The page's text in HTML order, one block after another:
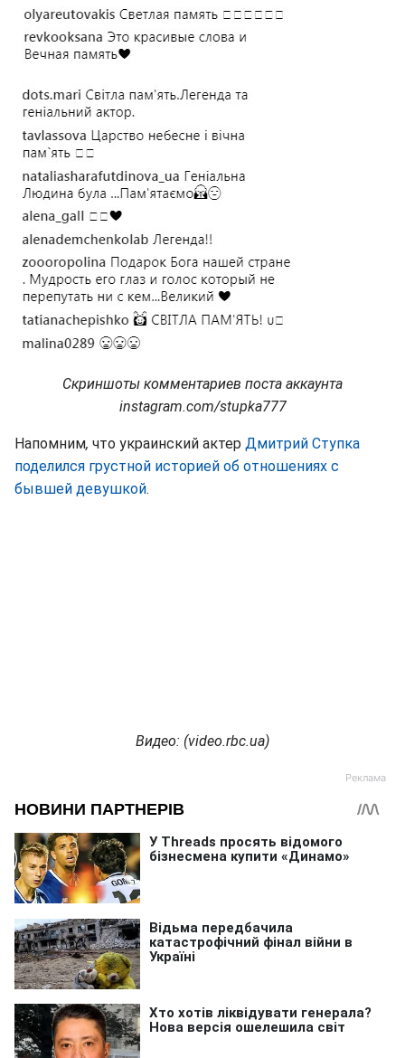
Скриншоты комментариев поста аккаунта
instagram.com/stupka777
Напомним, что украинский актер Дмитрий Ступка
поделился грустной историей об отношениях с
бывшей девушкой.
Видео: (video.rbc.ua)